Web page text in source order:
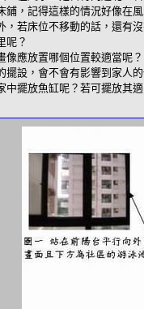
鋪，記得這樣的情況好像在
若床位不移動的話，還有
呢？
像應放置哪個位置較適當呢？
擺設，會不會有影響到家人
擺放魚缸呢？若可擺放其